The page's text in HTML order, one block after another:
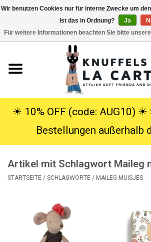
Kuscheltiere
SALE
☀︎ 10% OFF (code: AUG10)
Bestellungen außerhalb
Artikel mit Schlagwort Maileg
STARTSEITE / SCHLAGWORTE / MAILEG MUISJES
Wir benutzen Cookies nur für interne Zwecke um
Ist das in Ordnung?
Ja
Für weitere Informationen beachten Sie bitte